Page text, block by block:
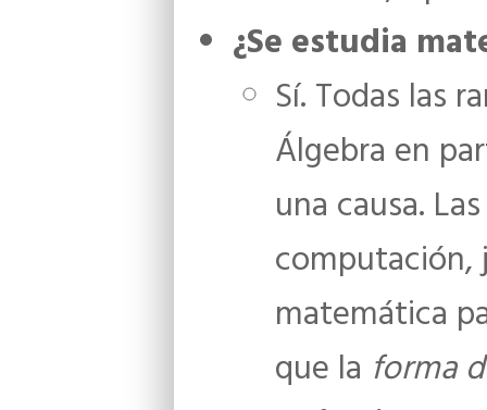
¿Se estudia
Sí. Todas las
Álgebra en
una causa.
computación,
matemática
que la forma